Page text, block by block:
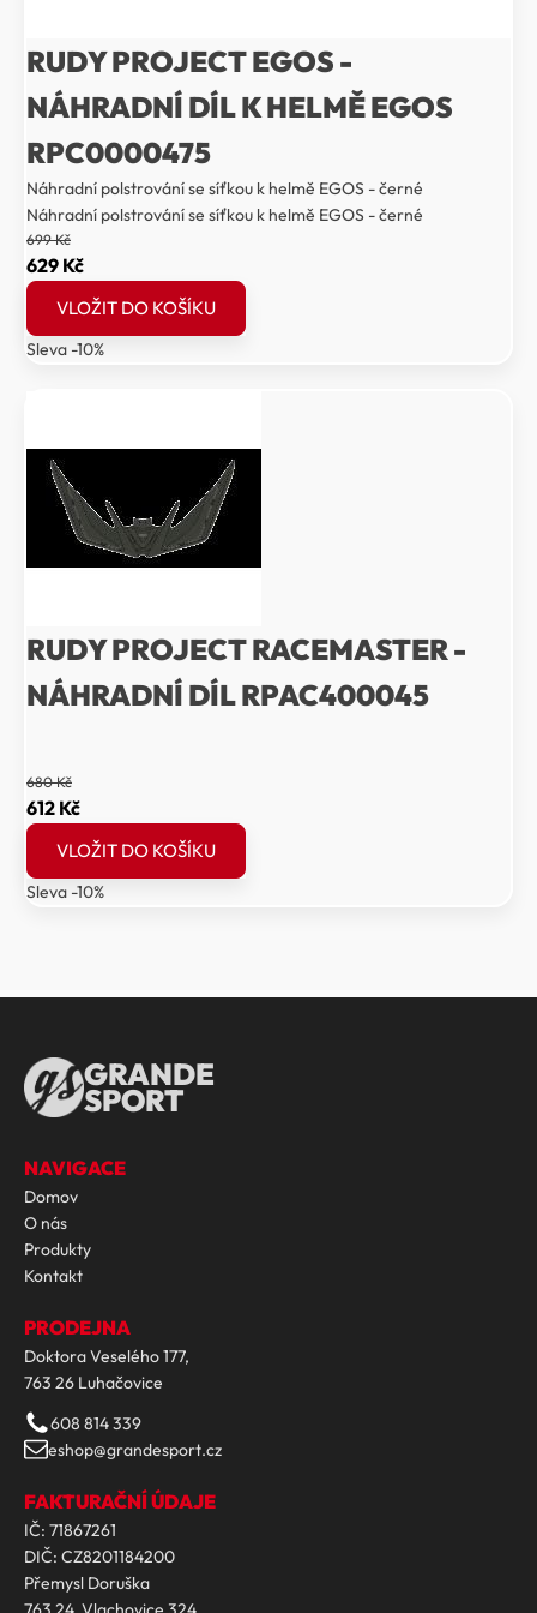
RUDY PROJECT EGOS -
NÁHRADNÍ DÍL K HELMĚ EGOS
RPC0000475
Náhradní polstrování se síťkou k helmě EGOS - černé
Náhradní polstrování se síťkou k helmě EGOS - černé
699Kč
Původní
cena
byla:
699 Kč.
629 KčAktuální
cena
629 Kč.
VLOŽIT DO KOŠÍKU
Sleva -10%
RUDY PROJECT RACEMASTER -
NÁHRADNÍ DÍL RPAC400045
680Kč
Původní
cena
byla:
680 Kč.
612 KčAktuální
cena
612 Kč.
VLOŽIT DO KOŠÍKU
Sleva -10%
GRANDE
SPORT
NAVIGACE
Domov
O nás
Produkty
Kontakt
PRODEJNA
Doktora Veselého 177,
763 26 Luhačovice
608 814 339
eshop@grandesport.cz
FAKTURAČNÍ ÚDAJE
IČ: 71867261
DIČ: CZ8201184200
Přemysl Doruška